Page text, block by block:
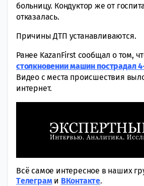
больницу. Кондуктор же от
отказалась.
Причины ДТП устанавливаются.
Ранее KazanFirst сообщал о том,
столкновении машин пострадал
Видео с места происшествия
интернет.
Всё самое интересное в наших
Tелеграми ВКонтакте.